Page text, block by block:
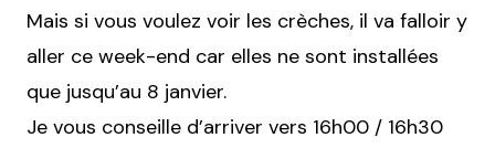
Mais si vous voulez voir les crèches, il va falloir y
aller ce week-end car elles ne sont installées
que jusqu’au 8 janvier.
Je vous conseille d’arriver vers 16h00 / 16h30